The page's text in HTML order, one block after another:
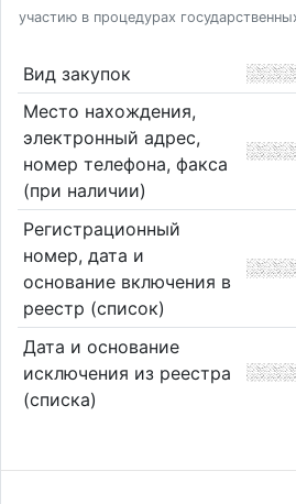
участию в процедурах
Вид закупок
Место нахождения,
электронный адрес,
номер телефона, факса
(при наличии)
Регистрационный
номер, дата и
основание включения в
реестр (список)
Дата и основание
исключения из реестра
(списка)